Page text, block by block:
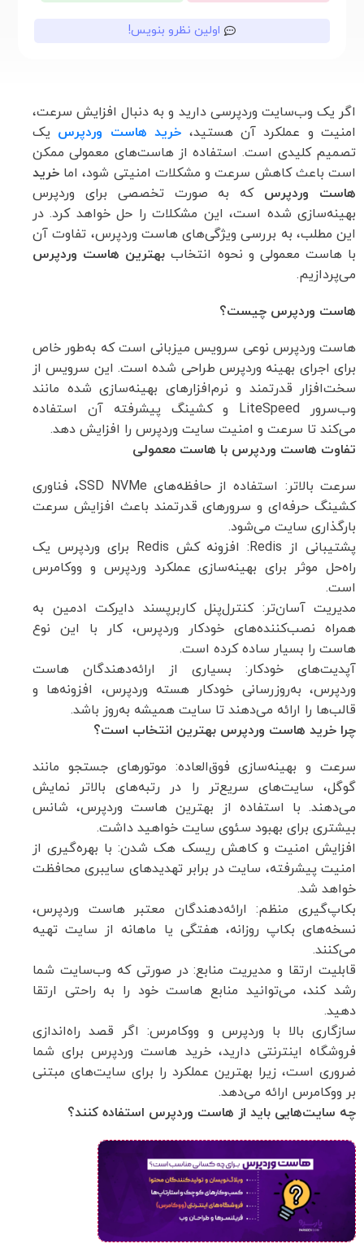
اولین نظرو بنویس!
اگر یک وب‌سایت وردپرسی دارید و به دنبال افزایش سرعت،
امنیت و عملکرد آن هستید، خرید هاست وردپرس یک
تصمیم کلیدی است. استفاده از هاست‌های معمولی ممکن
است باعث کاهش سرعت و مشکلات امنیتی شود، اما خرید
هاست وردپرسکه به ‌صورت تخصصی برای وردپرس
بهینه‌سازی شده است، این مشکلات را حل خواهد کرد. در
این مطلب، به بررسی ویژگی‌های هاست وردپرس، تفاوت آن
با هاست معمولی و نحوه انتخاب بهترین هاست وردپرس
می‌پردازیم.
هاست وردپرس چیست؟
هاست وردپرس نوعی سرویس میزبانی است که به‌طور خاص
برای اجرای بهینه وردپرس طراحی شده است. این سرویس از
سخت‌افزار قدرتمند و نرم‌افزارهای بهینه‌سازی شده مانند
وب‌سرور LiteSpeed و کشینگ پیشرفته آن استفاده
می‌کند تا سرعت و امنیت سایت وردپرس را افزایش دهد.
تفاوت هاست وردپرس با هاست معمولی
سرعت بالاتر: استفاده از حافظه‌های SSD NVMe، فناوری
کشینگ حرفه‌ای و سرورهای قدرتمند باعث افزایش سرعت
بارگذاری سایت می‌شود.
پشتیبانی از Redis: افزونه کش Redis برای وردپرس یک
راه‌حل موثر برای بهینه‌سازی عملکرد وردپرس و ووکامرس
است.
مدیریت آسان‌تر: کنترل‌پنل‌ کاربرپسند دایرکت ادمین به
همراه نصب‌کننده‌های خودکار وردپرس، کار با این نوع
هاست را بسیار ساده کرده است.
آپدیت‌های خودکار: بسیاری از ارائه‌دهندگان هاست
وردپرس، به‌روزرسانی خودکار هسته وردپرس، افزونه‌ها و
قالب‌ها را ارائه می‌دهند تا سایت همیشه به‌روز باشد.
چرا خرید هاست وردپرس بهترین انتخاب است؟
سرعت و بهینه‌سازی فوق‌العاده: موتورهای جستجو مانند
گوگل، سایت‌های سریع‌تر را در رتبه‌های بالاتر نمایش
می‌دهند. با استفاده از بهترین هاست وردپرس، شانس
بیشتری برای بهبود سئوی سایت خواهید داشت.
افزایش امنیت و کاهش ریسک هک شدن: با بهره‌گیری از
امنیت پیشرفته، سایت در برابر تهدیدهای سایبری محافظت
خواهد شد.
بکاپ‌گیری منظم: ارائه‌دهندگان معتبر هاست وردپرس،
نسخه‌های بکاپ روزانه، هفتگی یا ماهانه از سایت تهیه
می‌کنند.
قابلیت ارتقا و مدیریت منابع: در صورتی که وب‌سایت شما
رشد کند، می‌توانید منابع هاست خود را به راحتی ارتقا
دهید.
سازگاری بالا با وردپرس و ووکامرس: اگر قصد راه‌اندازی
فروشگاه اینترنتی دارید، خرید هاست وردپرس برای شما
ضروری است، زیرا بهترین عملکرد را برای سایت‌های مبتنی
بر ووکامرس ارائه می‌دهد.
چه سایت‌هایی باید از هاست وردپرس استفاده کنند؟